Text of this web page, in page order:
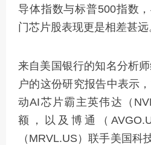
导体指数与标普500指数
门芯片股表现更是相差甚远
来自美国银行的知名分析
户的这份研究报告中表示
动AI芯片霸主英伟达（
额，以及博通（
（MRVL.US）联手美国科